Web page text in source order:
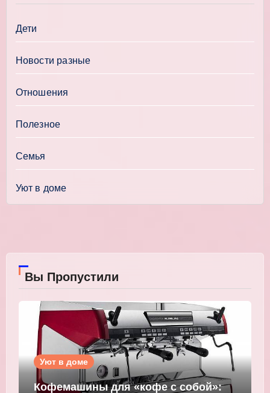
Дети
Новости разные
Отношения
Полезное
Семья
Уют в доме
Вы Пропустили
Уют в доме
Кофемашины для «кофе с собой»: